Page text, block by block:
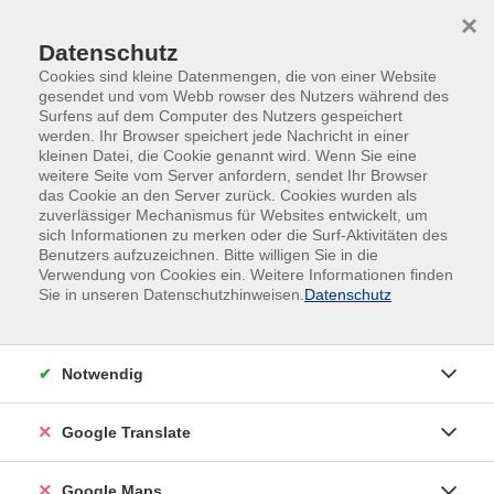
Sitemap
Fachbereich
Kurs
Suche
vhs SüdOst
Volkshochschule SüdOst im Landkreis München GmbH,
gemeinnützige Gesellschaft
Datenschutz
Cookies sind kleine Datenmengen, die von einer Website
gesendet und vom Webb rowser des Nutzers während des
Surfens auf dem Computer des Nutzers gespeichert
werden. Ihr Browser speichert jede Nachricht in einer
kleinen Datei, die Cookie genannt wird. Wenn Sie eine
weitere Seite vom Server anfordern, sendet Ihr Browser
das Cookie an den Server zurück. Cookies wurden als
zuverlässiger Mechanismus für Websites entwickelt, um
sich Informationen zu merken oder die Surf-Aktivitäten des
Benutzers aufzuzeichnen. Bitte willigen Sie in die
Verwendung von Cookies ein. Weitere Informationen finden
Sie in unseren Datenschutzhinweisen. Datenschutz
×
Notwendig
Google Translate